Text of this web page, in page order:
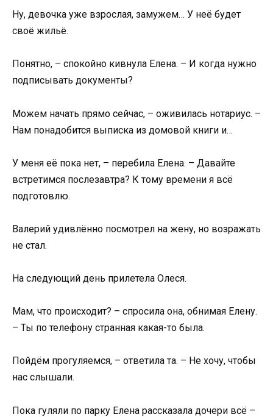
Ну, девочка уже взрослая, замужем… У неё будет
своё жильё.
Понятно, – спокойно кивнула Елена. – И когда нужно
подписывать документы?
Можем начать прямо сейчас, – оживилась нотариус. –
Нам понадобится выписка из домовой книги и…
У меня её пока нет, – перебила Елена. – Давайте
встретимся послезавтра? К тому времени я всё
подготовлю.
Валерий удивлённо посмотрел на жену, но возражать
не стал.
На следующий день прилетела Олеся.
Мам, что происходит? – спросила она, обнимая Елену.
– Ты по телефону странная какая-то была.
Пойдём прогуляемся, – ответила та. – Не хочу, чтобы
нас слышали.
Пока гуляли по парку Елена рассказала дочери всё –